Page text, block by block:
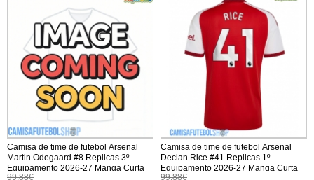
Camisa de time de futebol Arsenal
Martin Odegaard #8 Replicas 3º
Equipamento 2026-27 Manga Curta
99.88€
Camisa de time de futebol Arsenal
Declan Rice #41 Replicas 1º
Equipamento 2026-27 Manga Curta
99.88€